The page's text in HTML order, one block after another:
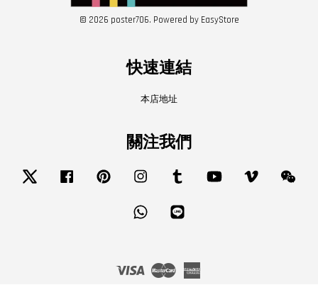
© 2026 poster706. Powered by EasyStore
快速連結
本店地址
關注我們
Twitter Facebook Pinterest Instagram Tumblr YouTube Vimeo
Whatsapp
Visa Master